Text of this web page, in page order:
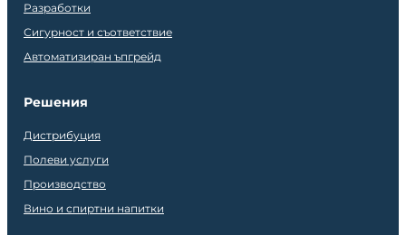
Разработки
Сигурност и съответствие
Автоматизиран ъпгрейд
Решения
Дистрибуция
Полеви услуги
Производство
Вино и спиртни напитки